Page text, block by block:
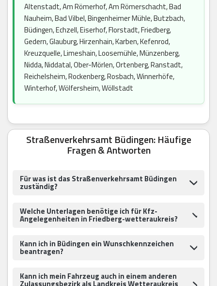
Altenstadt, Am Römerhof, Am Römerschacht, Bad
Nauheim, Bad Vilbel, Bingenheimer Mühle, Butzbach,
Büdingen, Echzell, Eiserhof, Florstadt, Friedberg,
Gedern, Glauburg, Hirzenhain, Karben, Kefenrod,
Kreuzquelle, Limeshain, Loosemühle, Münzenberg,
Nidda, Niddatal, Ober-Mörlen, Ortenberg, Ranstadt,
Reichelsheim, Rockenberg, Rosbach, Winnerhöfe,
Winterhof, Wölfersheim, Wöllstadt
Straßenverkehrsamt Büdingen: Häufige
Fragen & Antworten
Für was ist das Straßenverkehrsamt Büdingen
zuständig?
Welche Unterlagen benötige ich für Kfz-
Angelegenheiten in Friedberg-wetteraukreis?
Kann ich in Büdingen ein Wunschkennzeichen
beantragen?
Kann ich mein Fahrzeug auch in einem anderen